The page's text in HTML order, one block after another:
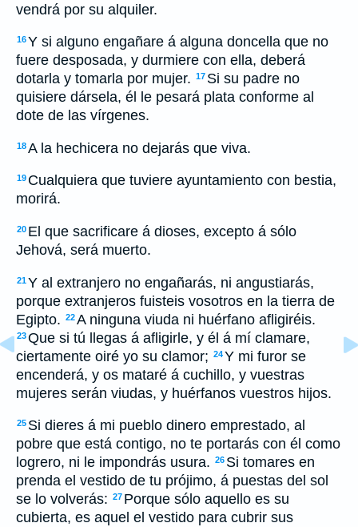
vendrá por su alquiler.
16Y si alguno engañare á alguna doncella que no
fuere desposada, y durmiere con ella, deberá
dotarla y tomarla por mujer. 17 Si su padre no
quisiere dársela, él le pesará plata conforme al
dote de las vírgenes.
18A la hechicera no dejarás que viva.
19 Cualquiera que tuviere ayuntamiento con bestia,
morirá.
20 El que sacrificare á dioses, excepto á sólo
Jehová, será muerto.
21Y al extranjero no engañarás, ni angustiarás,
porque extranjeros fuisteis vosotros en la tierra de
Egipto. 22A ninguna viuda ni huérfano afligiréis.
23Que si tú llegas á afligirle, y él á mí clamare,
ciertamente oiré yo su clamor; 24Y mi furor se
encenderá, y os mataré á cuchillo, y vuestras
mujeres serán viudas, y huérfanos vuestros hijos.
25 Si dieres á mi pueblo dinero emprestado, al
pobre que está contigo, no te portarás con él como
logrero, ni le impondrás usura. 26 Si tomares en
prenda el vestido de tu prójimo, á puestas del sol
se lo volverás: 27 Porque sólo aquello es su
cubierta, es aquel el vestido para cubrir sus